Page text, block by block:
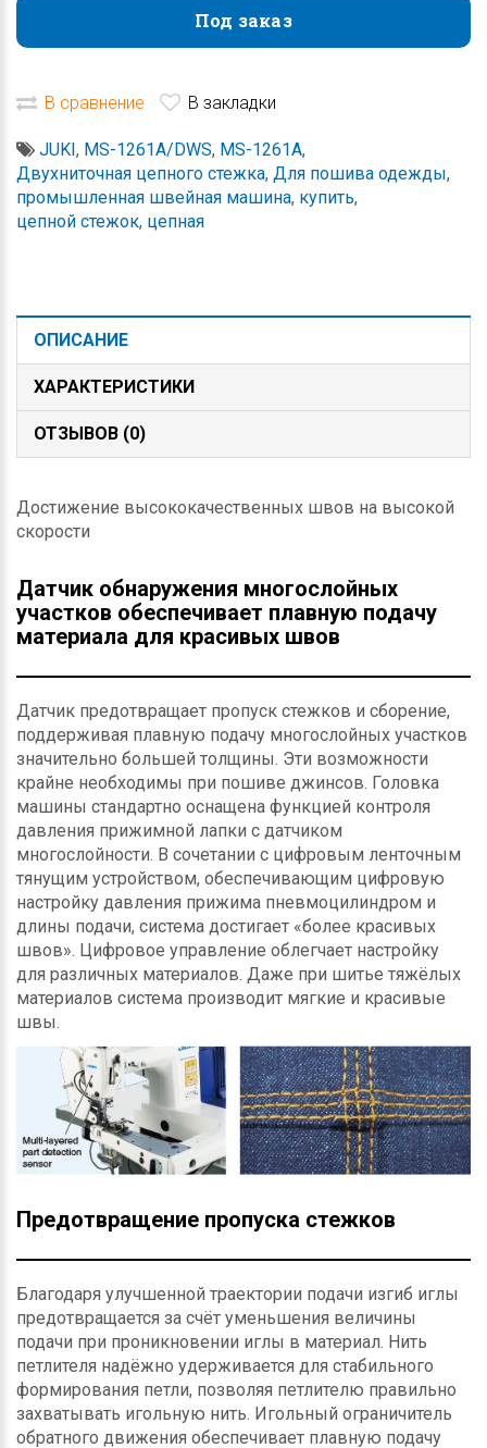
Под заказ
Под заказ
В сравнение В закладки
JUKI, MS-1261A/DWS, MS-1261A,
Двухниточная цепного стежка, Для пошива одежды,
промышленная швейная машина, купить,
цепной стежок, цепная
ОПИСАНИЕ
ХАРАКТЕРИСТИКИ
ОТЗЫВОВ (0)
Достижение высококачественных швов на высокой
скорости
Датчик обнаружения многослойных
участков обеспечивает плавную подачу
материала для красивых швов
Датчик предотвращает пропуск стежков и сборение,
поддерживая плавную подачу многослойных участков
значительно большей толщины. Эти возможности
крайне необходимы при пошиве джинсов. Головка
машины стандартно оснащена функцией контроля
давления прижимной лапки с датчиком
многослойности. В сочетании с цифровым ленточным
тянущим устройством, обеспечивающим цифровую
настройку давления прижима пневмоцилиндром и
длины подачи, система достигает «более красивых
швов». Цифровое управление облегчает настройку
для различных материалов. Даже при шитье тяжёлых
материалов система производит мягкие и красивые
швы.
Предотвращение пропуска стежков
Благодаря улучшенной траектории подачи изгиб иглы
предотвращается за счёт уменьшения величины
подачи при проникновении иглы в материал. Нить
петлителя надёжно удерживается для стабильного
формирования петли, позволяя петлителю правильно
захватывать игольную нить. Игольный ограничитель
обратного движения обеспечивает плавную подачу